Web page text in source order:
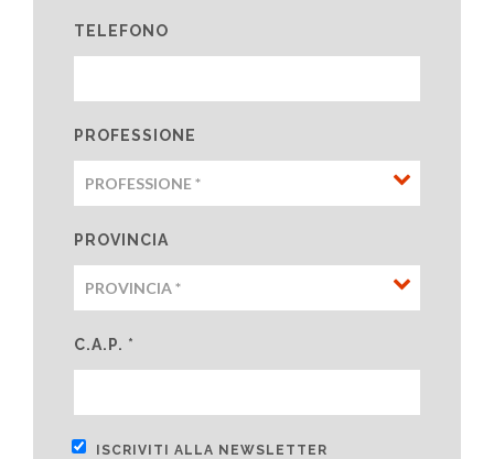
TELEFONO
PROFESSIONE
PROVINCIA
C.A.P. *
ISCRIVITI ALLA NEWSLETTER